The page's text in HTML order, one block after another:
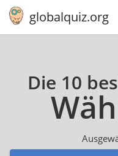
globalquiz.org
Die 10